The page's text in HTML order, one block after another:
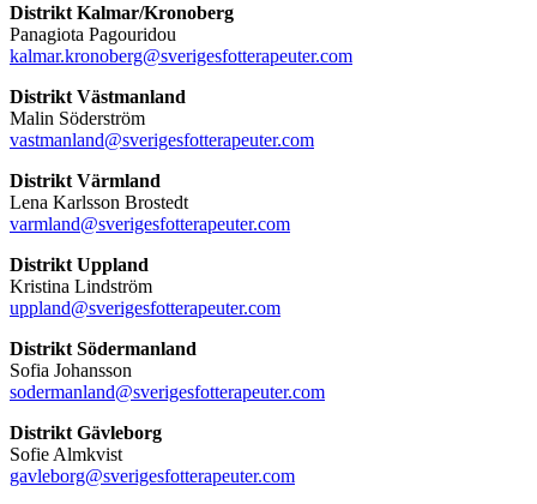
Distrikt Kalmar/Kronoberg
Panagiota Pagouridou
kalmar.kronoberg@sverigesfotterapeuter.com
Distrikt Västmanland
Malin Söderström
vastmanland@sverigesfotterapeuter.com
Distrikt Värmland
Lena Karlsson Brostedt
varmland@sverigesfotterapeuter.com
Distrikt Uppland
Kristina Lindström
uppland@sverigesfotterapeuter.com
Distrikt Södermanland
Sofia Johansson
sodermanland@sverigesfotterapeuter.com
Distrikt Gävleborg
Sofie Almkvist
gavleborg@sverigesfotterapeuter.com